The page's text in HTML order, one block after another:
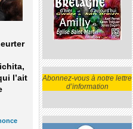
l’ait
Abonnez-vous à notre lettre
d’information